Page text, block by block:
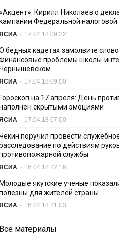
Кирилл Николаев о
Федеральной
- 17.04.18 09:22
бедных кадетах замолвите
проблемы школы-
- 17.04.18 09:00
Гороскоп на 17 апреля: День
скрытыми эмоциями
- 17.04.18 07:00
поручил провести
по действиям
службы
- 16.04.18 22:16
Молодые якутские ученые
для жителей страны
- 16.04.18 21:03
Все материалы